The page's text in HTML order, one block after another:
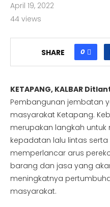
April 19, 2022
44 views
SHARE 0
KETAPANG, KALBAR
Pembangunan jembatan
masyarakat Ketapang.
merupakan langkah
kepadatan lalu lintas
memperlancar arus
barang dan jasa yang
meningkatnya
masyarakat.